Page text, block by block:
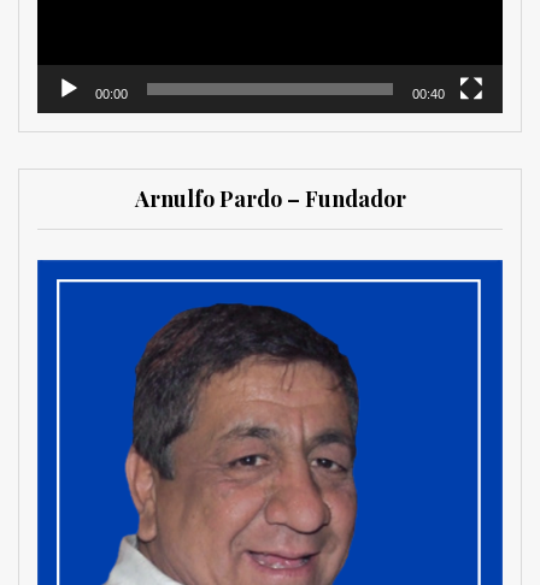
00:00 00:40
Arnulfo Pardo – Fundador